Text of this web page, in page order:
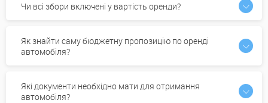
Чи всі збори включені у вартість оренди?
Як знайти саму бюджетну пропозицію по оренді
автомобіля?
Які документи необхідно мати для отримання
автомобіля?